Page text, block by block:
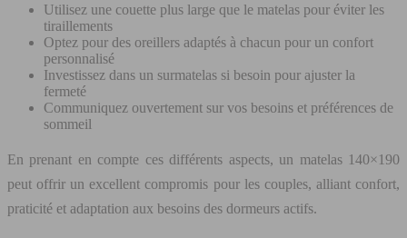
Utilisez une couette plus large que le matelas pour éviter les
tiraillements
Optez pour des oreillers adaptés à chacun pour un confort
personnalisé
Investissez dans un surmatelas si besoin pour ajuster la
fermeté
Communiquez ouvertement sur vos besoins et préférences de
sommeil
En prenant en compte ces différents aspects, un matelas 140×190
peut offrir un excellent compromis pour les couples, alliant confort,
praticité et adaptation aux besoins des dormeurs actifs.